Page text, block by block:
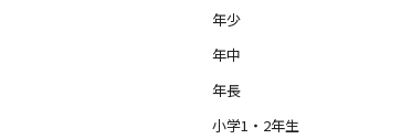
年少
年中
年長
小学1・2年生